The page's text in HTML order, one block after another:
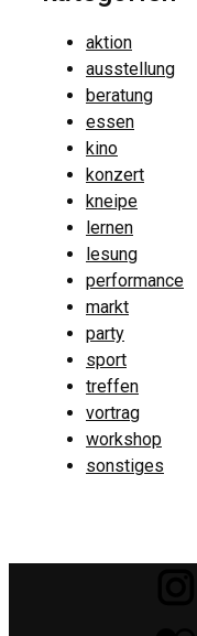
aktion
ausstellung
beratung
essen
kino
konzert
kneipe
lernen
lesung
performance
markt
party
sport
treffen
vortrag
workshop
sonstiges